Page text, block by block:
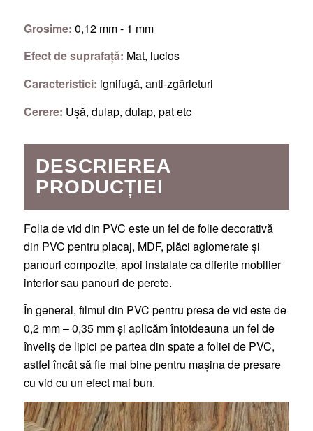
Grosime: 0,12 mm - 1 mm
Efect de suprafață: Mat, lucios
Caracteristici: ignifugă, anti-zgârieturi
Cerere: Ușă, dulap, dulap, pat etc
DESCRIEREA
PRODUCȚIEI
Folia de vid din PVC este un fel de folie decorativă
din PVC pentru placaj, MDF, plăci aglomerate și
panouri compozite, apoi instalate ca diferite mobilier
interior sau panouri de perete.
În general, filmul din PVC pentru presa de vid este de
0,2 mm – 0,35 mm și aplicăm întotdeauna un fel de
înveliș de lipici pe partea din spate a foliei de PVC,
astfel încât să fie mai bine pentru mașina de presare
cu vid cu un efect mai bun.